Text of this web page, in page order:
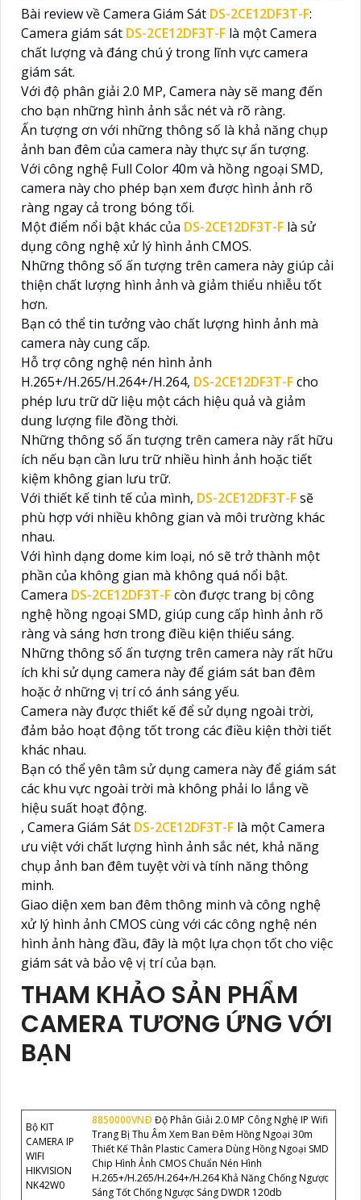
Bài review về Camera Giám Sát DS-2CE12DF3T-F:
Camera giám sát DS-2CE12DF3T-F là một Camera
chất lượng và đáng chú ý trong lĩnh vực camera
giám sát.
Với độ phân giải 2.0 MP, Camera này sẽ mang đến
cho bạn những hình ảnh sắc nét và rõ ràng.
Ấn tượng ơn với những thông số là khả năng chụp
ảnh ban đêm của camera này thực sự ấn tượng.
Với công nghệ Full Color 40m và hồng ngoại SMD,
camera này cho phép bạn xem được hình ảnh rõ
ràng ngay cả trong bóng tối.
Một điểm nổi bật khác của DS-2CE12DF3T-F là sử
dụng công nghệ xử lý hình ảnh CMOS.
Những thông số ấn tượng trên camera này giúp cải
thiện chất lượng hình ảnh và giảm thiểu nhiễu tốt
hơn.
Bạn có thể tin tưởng vào chất lượng hình ảnh mà
camera này cung cấp.
Hỗ trợ công nghệ nén hình ảnh
H.265+/H.265/H.264+/H.264, DS-2CE12DF3T-Fcho
phép lưu trữ dữ liệu một cách hiệu quả và giảm
dung lượng file đồng thời.
Những thông số ấn tượng trên camera này rất hữu
ích nếu bạn cần lưu trữ nhiều hình ảnh hoặc tiết
kiệm không gian lưu trữ.
Với thiết kế tinh tế của mình, DS-2CE12DF3T-Fsẽ
phù hợp với nhiều không gian và môi trường khác
nhau.
Với hình dạng dome kim loại, nó sẽ trở thành một
phần của không gian mà không quá nổi bật.
Camera DS-2CE12DF3T-Fcòn được trang bị công
nghệ hồng ngoại SMD, giúp cung cấp hình ảnh rõ
ràng và sáng hơn trong điều kiện thiếu sáng.
Những thông số ấn tượng trên camera này rất hữu
ích khi sử dụng camera này để giám sát ban đêm
hoặc ở những vị trí có ánh sáng yếu.
Camera này được thiết kế để sử dụng ngoài trời,
đảm bảo hoạt động tốt trong các điều kiện thời tiết
khác nhau.
Bạn có thể yên tâm sử dụng camera này để giám sát
các khu vực ngoài trời mà không phải lo lắng về
hiệu suất hoạt động.
, Camera Giám Sát DS-2CE12DF3T-F là một Camera
ưu việt với chất lượng hình ảnh sắc nét, khả năng
chụp ảnh ban đêm tuyệt vời và tính năng thông
minh.
Giao diện xem ban đêm thông minh và công nghệ
xử lý hình ảnh CMOS cùng với các công nghệ nén
hình ảnh hàng đầu, đây là một lựa chọn tốt cho việc
giám sát và bảo vệ vị trí của bạn.
THAM KHẢO SẢN PHẨM
CAMERA TƯƠNG ỨNG VỚI
BẠN
Bộ KIT
CAMERA IP
WIFI
HIKVISION
NK42W0
8850000VNÐ Độ Phân Giải 2.0 MP Công Nghệ IP Wifi
Trang Bị Thu Âm Xem Ban Đêm Hồng Ngoại 30m
Thiết Kế Thân Plastic Camera Dùng Hồng Ngoại SMD
Chip Hình Ảnh CMOS Chuẩn Nén Hình
H.265+/H.265/H.264+/H.264 Khả Năng Chống Ngược
Sáng Tốt Chống Ngược Sáng DWDR 120db